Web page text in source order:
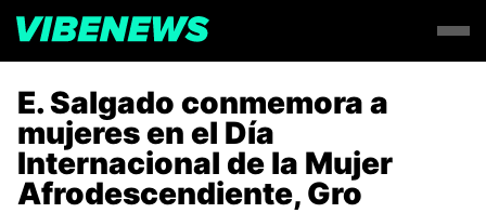
E. Salgado conmemora a
mujeres en el Día
Internacional de la Mujer
Afrodescendiente, Gro